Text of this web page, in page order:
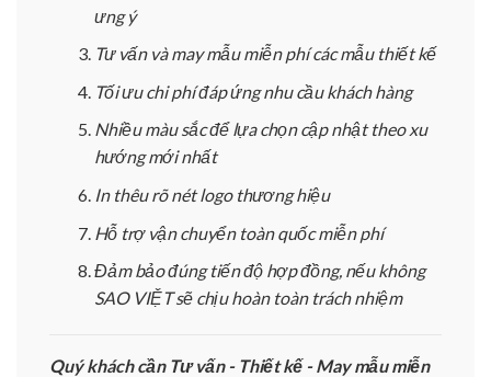
ưng ý
Tư vấn và may mẫu miễn phí các mẫu thiết kế
Tối ưu chi phí đáp ứng nhu cầu khách hàng
Nhiều màu sắc để lựa chọn cập nhật theo xu
hướng mới nhất
In thêu rõ nét logo thương hiệu
Hỗ trợ vận chuyển toàn quốc miễn phí
Đảm bảo đúng tiến độ hợp đồng, nếu không
SAO VIỆT sẽ chịu hoàn toàn trách nhiệm
Quý khách cần Tư vấn - Thiết kế - May mẫu miễn